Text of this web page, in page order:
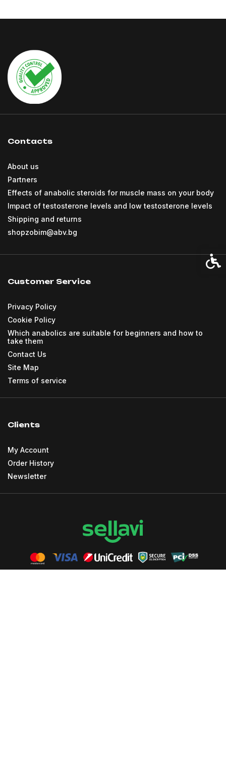
Contacts
About us
Partners
Effects of anabolic steroids for muscle mass on your body
Impact of testosterone levels and low testosterone levels
Shipping and returns
shopzobim@abv.bg
Customer Service
Privacy Policy
Cookie Policy
Which anabolics are suitable for beginners and how to
take them
Contact Us
Site Map
Terms of service
Clients
My Account
Order History
Newsletter